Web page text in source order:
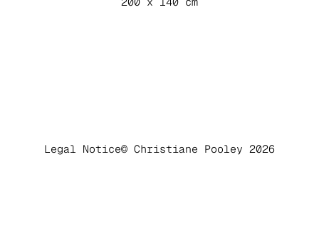
Legal Notice© Christiane Pooley 2026